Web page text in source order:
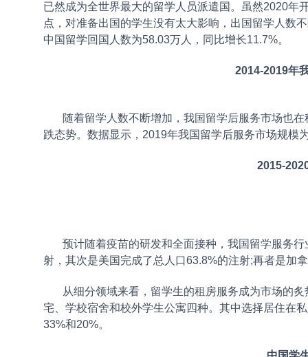
已然成为全世界最大的留学人员派遣国。虽然2020年
点，对准备出国的学生没有太大影响，出国留学人数
中国留学回国人数为58.03万人，同比增长11.7%。
2014-2019年
随着留学人数不断增加，我国留学后服务市场也在
跌态势。数据显示，2019年我国留学后服务市场规模
2015-
预计随着疫苗的研发和全面接种，我国留学服务行
射，其次是美国完成了总人口63.8%的注射;再者是加
从细分领域来看，留学生的租房服务成为市场的炙
宅、学校宿舍和校外学生公寓四种。其中选择居住在
33%和20%。